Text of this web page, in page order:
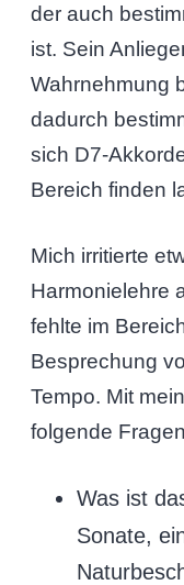
der auch
ist. Sein
Wahrnehmung
dadurch
sich D7-
Bereich finden
Mich irritierte
Harmonielehre
fehlte im
Besprechung
Tempo. Mit
folgende
Was ist
Sonate,